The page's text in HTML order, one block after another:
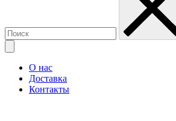
О нас
Доставка
Контакты